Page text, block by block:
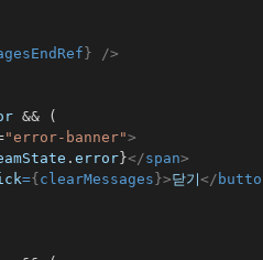
}
/>
&&
(
"error-banner">
. error}</span>
={clearMessages}>닫기</